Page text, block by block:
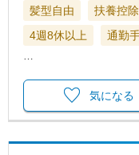
髪型自由 扶養控
4週8休以上
通勤
…
気になる